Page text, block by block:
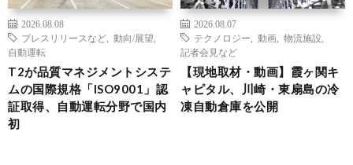
2026.08.08
プレスリリースなど
動向/展望
自動運転
T2が品質マネジメントシステ
ムの国際規格「ISO9001」認
証取得、自動運転分野で国内
初
2026.08.07
テクノロジー
動画 物流施設
記者会見など
【現地取材・動画】霞ヶ関キ
ャピタル、川崎・東扇島の冷
凍自動倉庫を公開